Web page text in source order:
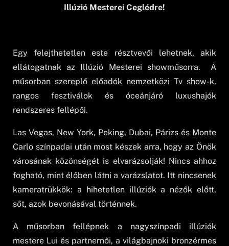
Illúzió Mesterei Ceglédre!
Egy felejthetetlen este résztvevői lehetnek, akik
ellátogatnak az Illúzió Mesterei showműsorra. A
műsorban szereplő előadók nemzetközi Tv show-k,
rangos fesztiválok és óceánjáró luxushajók
rendszeres fellépői.
Las Vegas, New York, Peking, Dubai, Párizs és Monte
Carlo színpadai után most készek arra, hogy az Önök
városának közönségét is elvarázsolják! Nincs ahhoz
fogható, mint élőben látni a varázslatot. Itt nincsenek
kameratrükkök: a hihetetlen illúziók a nézők előtt,
sőt, azok bevonásával történnek.
A műsorban fellépnek a nagyszínpadi illúziók
mestere Lui és partnernői, a világbajnoki bronzérmes